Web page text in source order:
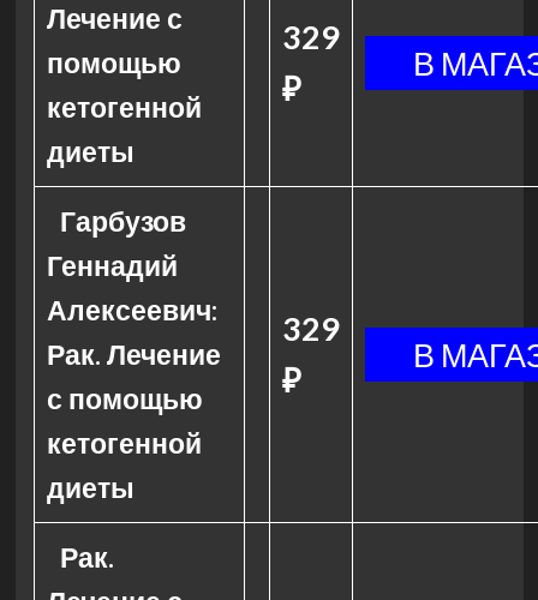
Лечение с
помощью
кетогенной
диеты
329
₽
Гарбузов
Геннадий
Алексеевич:
Рак. Лечение
с помощью
кетогенной
диеты
329
₽
Рак.